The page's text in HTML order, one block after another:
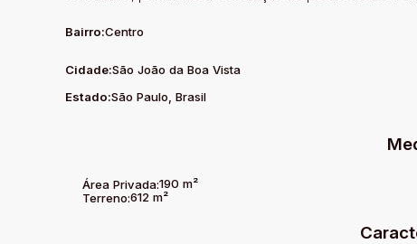
Bairro:Centro
Cidade:São João da Boa Vista
Estado:São Paulo, Brasil
Área Privada:190 m²
Terreno:612 m²